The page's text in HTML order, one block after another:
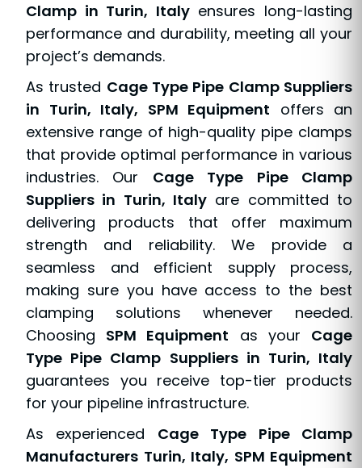
Clamp in Turin, Italyensures long-lasting
performance and durability, meeting all your
project’s demands.
As trusted Cage Type Pipe Clamp Suppliers
in Turin, Italy, SPM Equipment offers an
extensive range of high-quality pipe clamps
that provide optimal performance in various
industries. Our Cage Type Pipe Clamp
Suppliers in Turin, Italy are committed to
delivering products that offer maximum
strength and reliability. We provide a
seamless and efficient supply process,
making sure you have access to the best
clamping solutions whenever needed.
Choosing SPM Equipment as your Cage
Type Pipe Clamp Suppliers in Turin, Italy
guarantees you receive top-tier products
for your pipeline infrastructure.
As experienced Cage Type Pipe Clamp
Manufacturers Turin, Italy, SPM Equipment